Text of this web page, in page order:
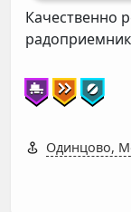
Качественно
Одинцово,